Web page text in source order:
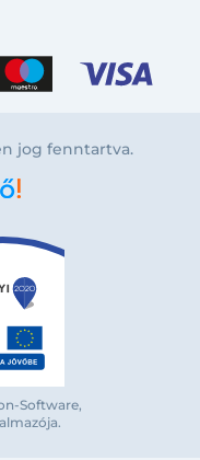
jog fenntartva.
Software,
.